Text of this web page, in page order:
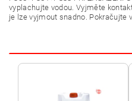
vyplachujte vodou. Vyjměte
je lze vyjmout snadno. Pokračujte